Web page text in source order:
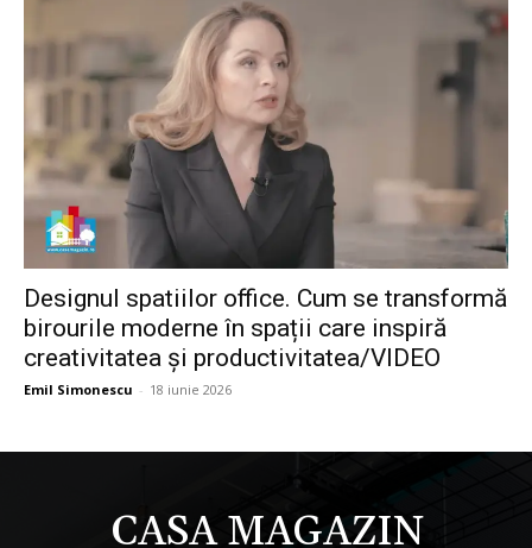
Designul spatiilor office. Cum se transformă
birourile moderne în spații care inspiră
creativitatea și productivitatea/VIDEO
Emil Simonescu - 18 iunie 2026
CASA MAGAZIN